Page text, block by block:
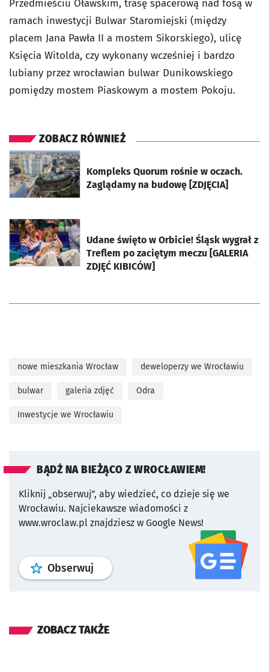
Przedmieściu Oławskim, trasę spacerową nad fosą w
ramach inwestycji Bulwar Staromiejski (między
placem Jana Pawła II a mostem Sikorskiego), ulicę
Księcia Witolda, czy wykonany wcześniej i bardzo
lubiany przez wrocławian bulwar Dunikowskiego
pomiędzy mostem Piaskowym a mostem Pokoju.
ZOBACZ RÓWNIEŻ
Kompleks Quorum rośnie w oczach.
Zaglądamy na budowę [ZDJĘCIA]
otworzy się w nowej karcie
Udane święto w Orbicie! Śląsk wygrał z
Treflem po zaciętym meczu [GALERIA
ZDJĘĆ KIBICÓW]
otworzy się w nowej karcie
nowe mieszkania Wrocław deweloperzy we Wrocławiu
bulwar galeria zdjęć Odra
Inwestycje we Wrocławiu
BĄDŹ NA BIEŻĄCO Z WROCŁAWIEM!
Kliknij „obserwuj”, aby wiedzieć, co dzieje się we
Wrocławiu. Najciekawsze wiadomości z
www.wroclaw.pl znajdziesz w Google News!
Obserwuj profil serwisu
ZOBACZ TAKŻE